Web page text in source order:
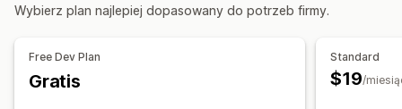
Wybierz plan najlepiej dopasowany do potrzeb firmy.
Free Dev Plan
Gratis
Standard
$19/